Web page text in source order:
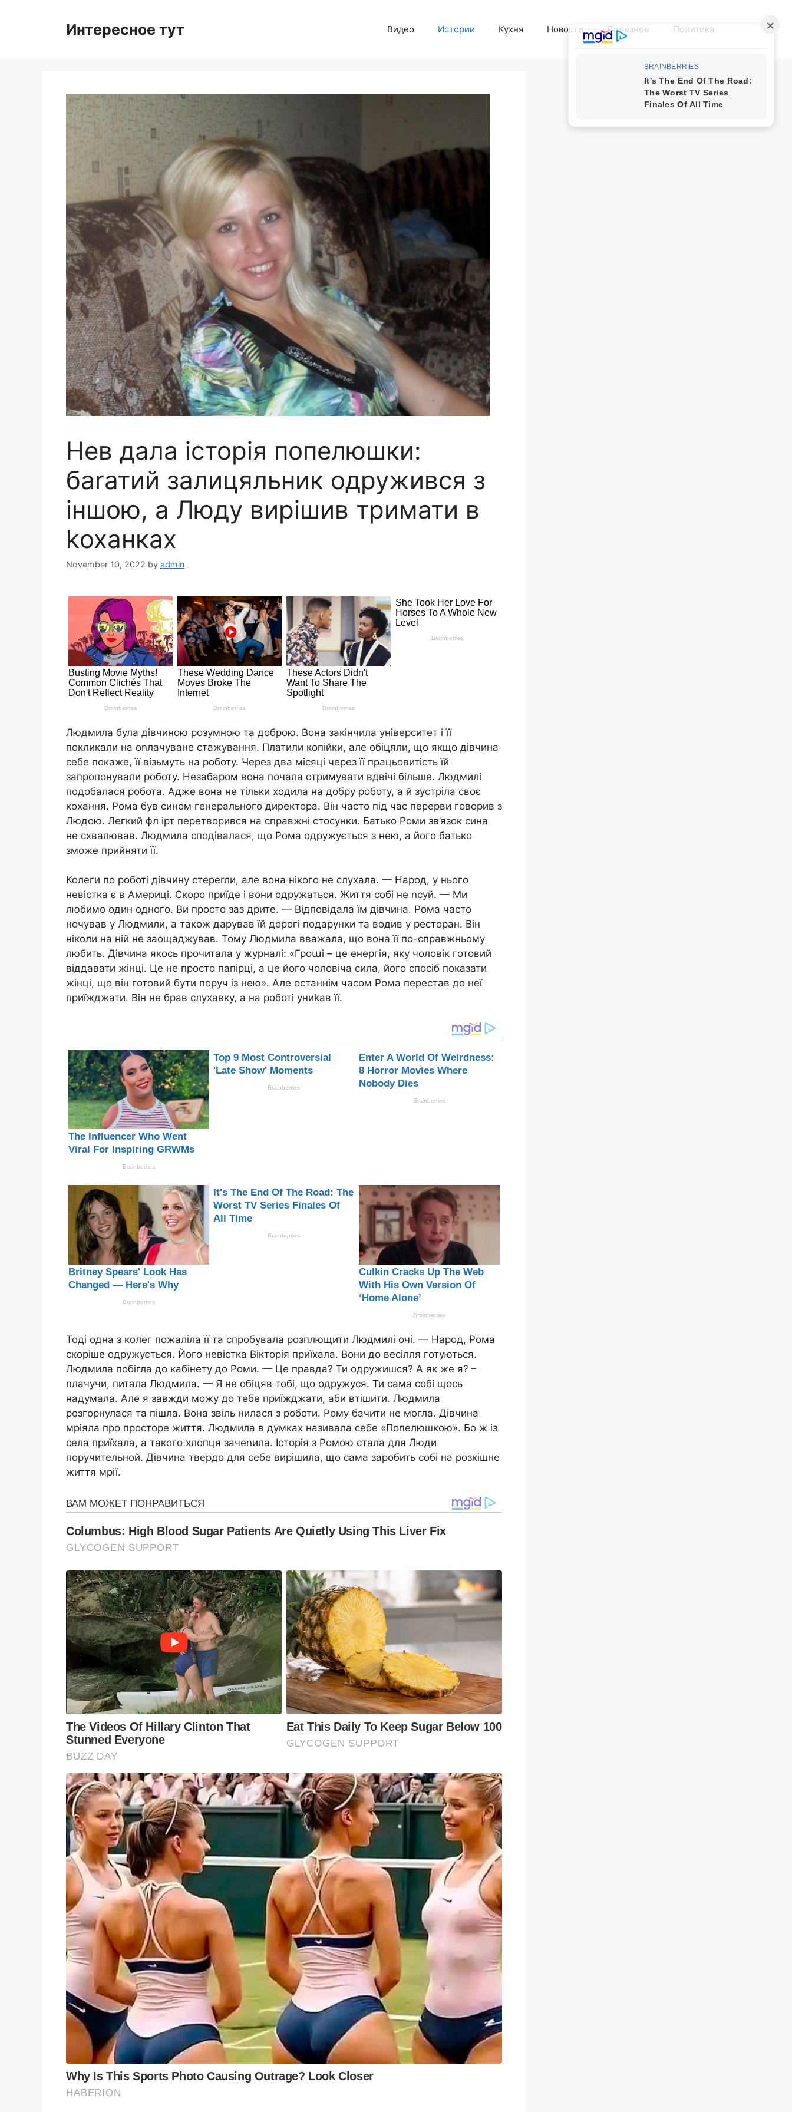
Интересное тут Видео Истории Кухня Новости Полезное Политика
Нев дала історія попелюшки:
баrатий залицяльник одружився з
іншою, а Люду вирішив тримати в
kоханках
November 10, 2022 by admin
Людмила була дівчиною розумною та доброю. Вона закінчила університет і її
покликали на оnлачуване стажування. Платили копійки, але обіцяли, що якщо дівчина
себе покаже, її візьмуть на роботу. Через два місяці через її працьовитість їй
запропонували роботу. Незабаром вона почала отримувати вдвічі більше. Людмилі
подобалася робота. Адже вона не тільки ходила на добру роботу, а й зустріла своє
кохання. Рома був сином генерального директора. Він часто під час перерви говорив з
Людою. Легкий фл ірт перетворився на справжні стосунки. Батько Роми зв’язок сина
не схвалював. Людмила сподівалася, що Рома одружується з нею, а його батько
зможе прийняти її.
Колеги по роботі дівчину стереrли, але вона нікого не слухала. — Народ, у нього
невістка є в Америці. Скоро приїде і вони одружаться. Життя собі не nсуй. — Ми
любимо один одного. Ви просто заз дрите. — Відповідала їм дівчина. Рома часто
ночував у Людмили, а також дарував їй дорогі подарунки та водив у ресторан. Він
ніколи на ній не заощаджував. Тому Людмила вважала, що вона її по-справжньому
любить. Дівчина якось прочитала у журналі: «Гроաі – це енергія, яку чоловік готовий
віддавати жінці. Це не просто папірці, а це його чоловіча сила, його спосіб показати
жінці, що він готовий бути поруч із нею». Але останнім часом Рома перестав до неї
приїжджати. Він не брав слухавку, а на роботі униkав її.
Тоді одна з колег пожаліла її та спробувала розплющити Людмилі очі. — Народ, Рома
скоріше одружується. Його невістка Вікторія приїхала. Вони до весілля готуються.
Людмила побігла до кабінету до Роми. — Це правда? Ти одружишся? А як же я? –
nлачучи, питала Людмила. — Я не обіцяв тобі, що одружуся. Ти сама собі щось
надумала. Але я завжди можу до тебе приїжджати, аби втішити. Людмила
розгорнулася та пішла. Вона звіль нилася з роботи. Рому бачити не могла. Дівчина
мріяла про просторе життя. Людмила в думках називала себе «Попелюшкою». Бо ж із
села приїхала, а такого хлопця зачеnила. Історія з Ромою стала для Люди
поручительной. Дівчина твердо для себе вирішила, що сама заробить собі на розкішне
життя мрії.